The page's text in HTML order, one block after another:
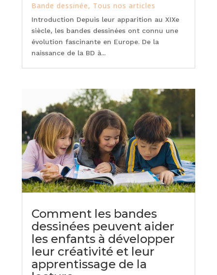
Bande dessinée, Tous nos articles
Introduction Depuis leur apparition au XIXe
siècle, les bandes dessinées ont connu une
évolution fascinante en Europe. De la
naissance de la BD à...
Comment les bandes
dessinées peuvent aider
les enfants à développer
leur créativité et leur
apprentissage de la